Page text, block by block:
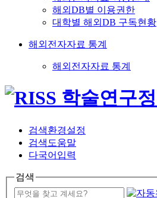
해외DB별 이용권한
대학별 해외DB 구독현황
해외전자자료 통계
해외전자자료 통계
검색환경설정
검색도움말
다국어입력
검색